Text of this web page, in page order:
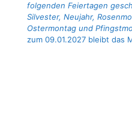
folgenden Feiertagen
Silvester, Neujahr,
Ostermontag und
zum 09.01.2027 bleibt das